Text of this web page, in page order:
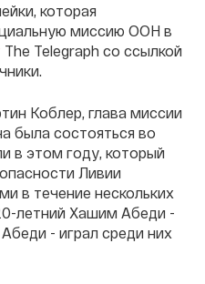
которая
миссию ООН в
The Telegraph со ссылкой
Коблер, глава миссии
была состояться во
в этом году, который
Ливии
в течение нескольких
летний Хашим Абеди -
- играл среди них